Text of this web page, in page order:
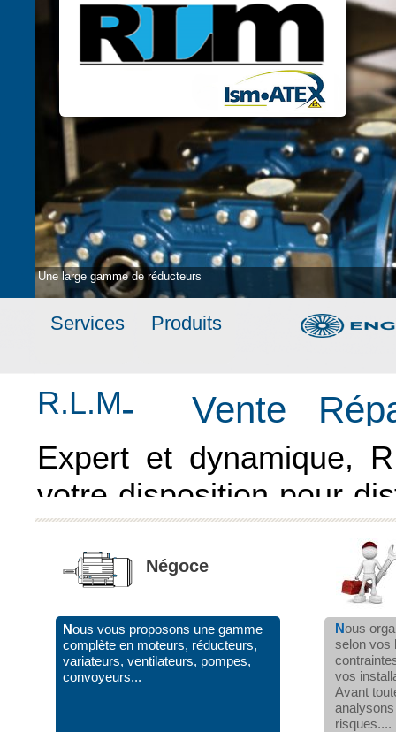
Nous
selon vos
vos
Avant
risques....
Négoce
Nous vous proposons une gamme
complète en moteurs, réducteurs,
variateurs, ventilateurs, pompes,
convoyeurs...
R.L.M
Expert et dynamique,
votre disposition pour
types de moteurs
pompes. Son
également la
sur site de vos
- Vente
Une large gamme de réducteurs
Produits
Services